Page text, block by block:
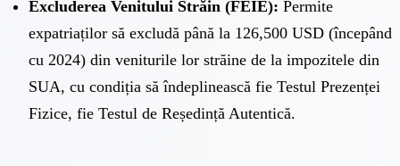
Excluderea Venitului Străin (FEIE): Permite
expatriaților să excludă până la 126,500 USD (începând
cu 2024) din veniturile lor străine de la impozitele din
SUA, cu condiția să îndeplinească fie Testul Prezenței
Fizice, fie Testul de Reședință Autentică.